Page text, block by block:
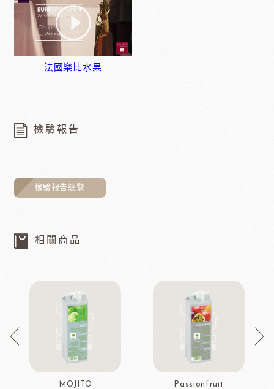
法國樂比水果
檢驗報告
檢驗報告總覽
相關商品
MOJITO
Passionfruit